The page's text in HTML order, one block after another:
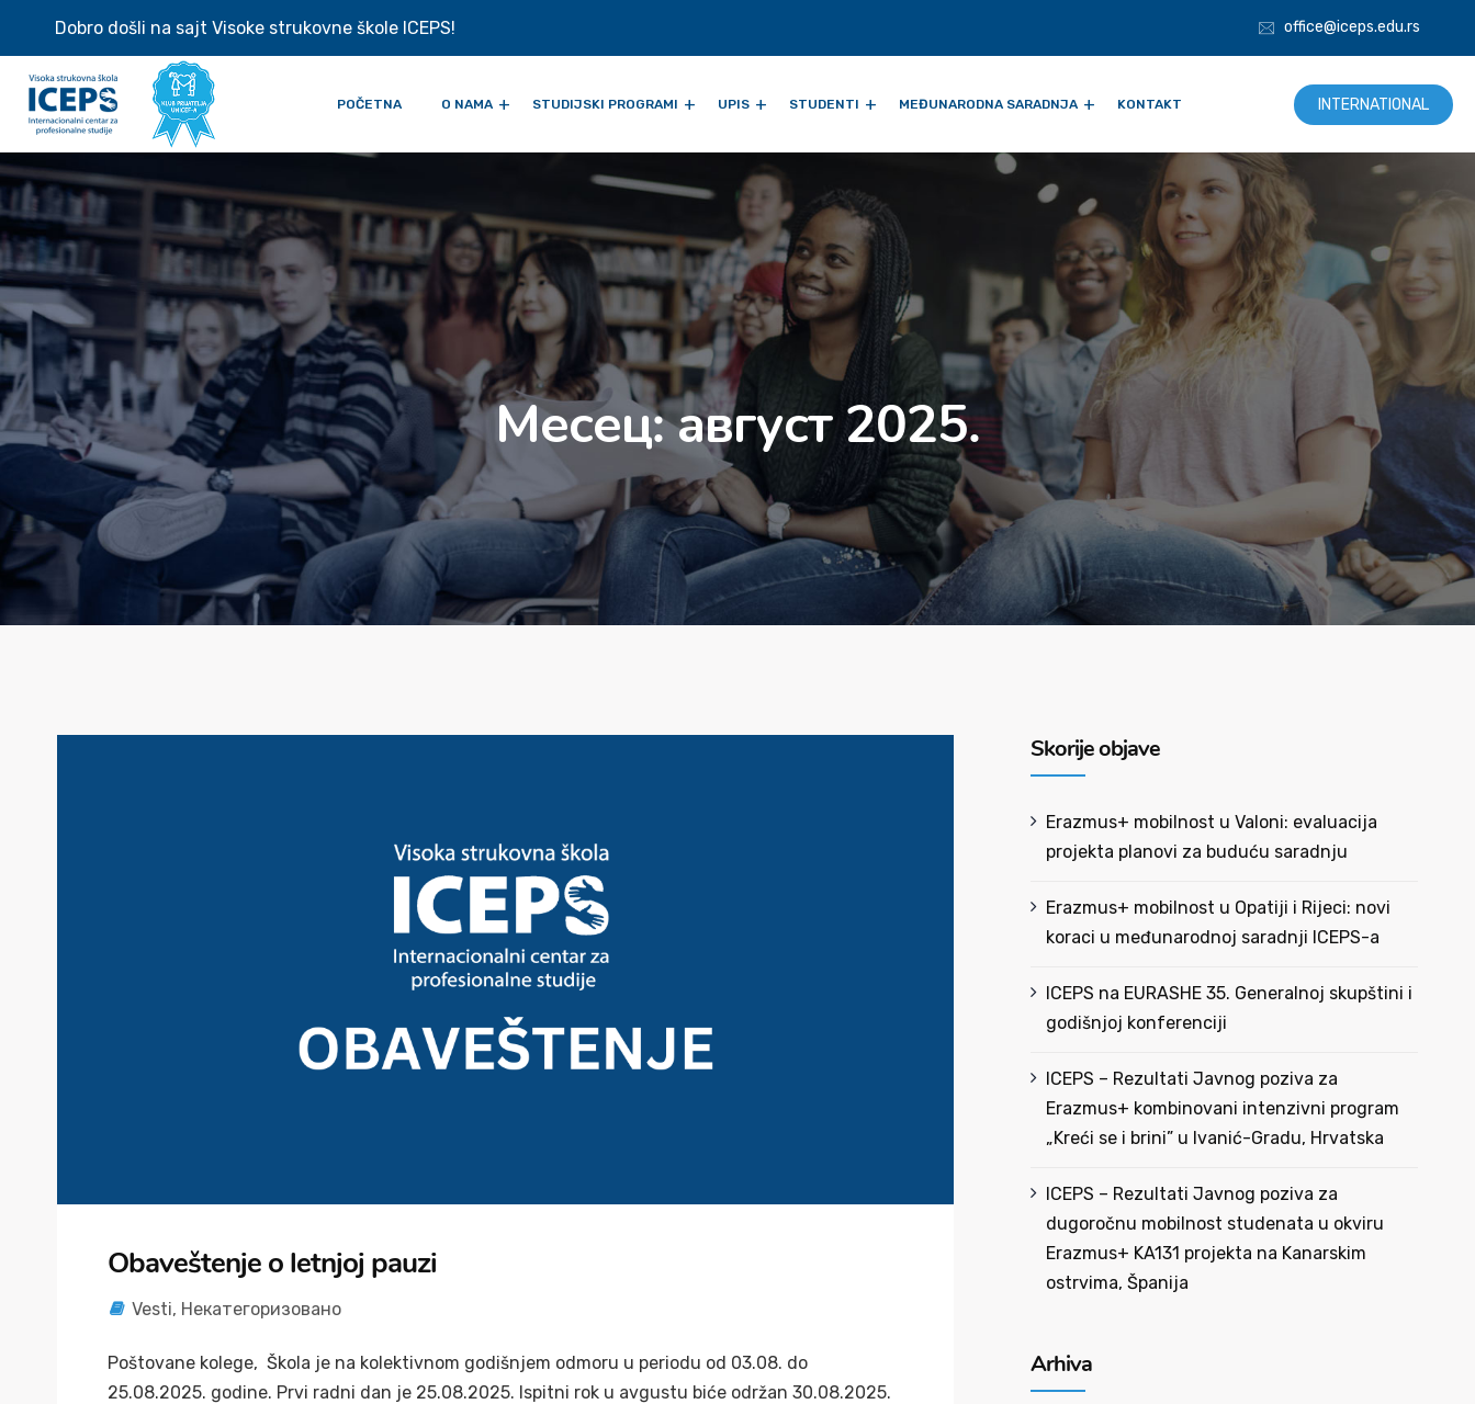
Dobro došli na sajt Visoke strukovne škole ICEPS! office@iceps.edu.rs
POČETNA O NAMA STUDIJSKI PROGRAMI UPIS STUDENTI MEĐUNARODNA SARADNJA KONTAKT INTERNATIONAL
Месец:август 2025.
Obaveštenje o letnjoj pauzi
Vesti, Некатегоризовано
Poštovane kolege, Škola je na kolektivnom godišnjem odmoru u periodu od 03.08. do
25.08.2025. godine. Prvi radni dan je 25.08.2025. Ispitni rok u avgustu biće održan 30.08.2025.
Skorije objave
Erazmus+ mobilnost u Valoni: evaluacija
projekta planovi za buduću saradnju
Erazmus+ mobilnost u Opatiji i Rijeci: novi
koraci u međunarodnoj saradnji ICEPS-a
ICEPS na EURASHE 35. Generalnoj skupštini i
godišnjoj konferenciji
ICEPS – Rezultati Javnog poziva za
Erazmus+ kombinovani intenzivni program
„Kreći se i brini” u Ivanić-Gradu, Hrvatska
ICEPS – Rezultati Javnog poziva za
dugoročnu mobilnost studenata u okviru
Erazmus+ KA131 projekta na Kanarskim
ostrvima, Španija
Arhiva